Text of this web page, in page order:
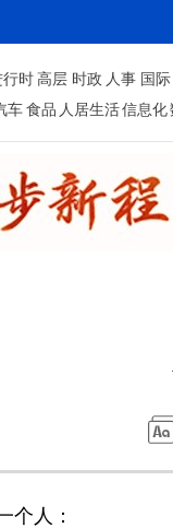
行时 高层 时政 人事 国际
车 食品 人居生活信息化
人：